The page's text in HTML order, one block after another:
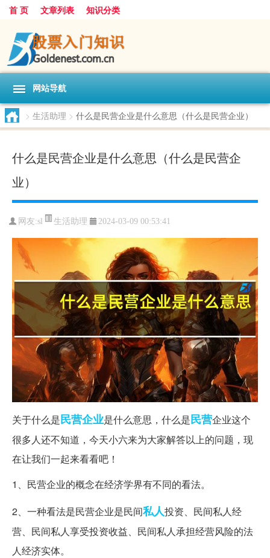
首 页 文章列表 知识分类
网站导航
> 生活助理 > 什么是民营企业是什么意思（什么是民营企业）
什么是民营企业是什么意思（什么是民营企
业）
网友:sl 生活助理 2024-03-09 00:53:41
关于什么是民营企业是什么意思，什么是民营企业这个
很多人还不知道，今天小六来为大家解答以上的问题，现
在让我们一起来看看吧！
1、民营企业的概念在经济学界有不同的看法。
2、一种看法是民营企业是民间私人投资、民间私人经
营、民间私人享受投资收益、民间私人承担经营风险的法
人经济实体。